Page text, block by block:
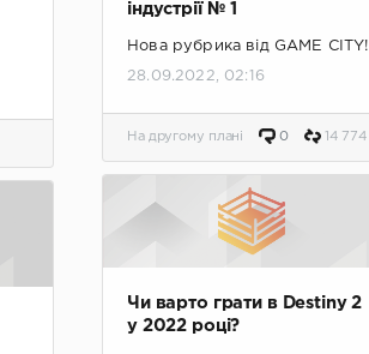
індустрії № 1
Нова рубрика від GAME CITY!
28.09.2022, 02:16
На другому плані 0 14 774
Чи варто грати в Destiny 2
у 2022 році?